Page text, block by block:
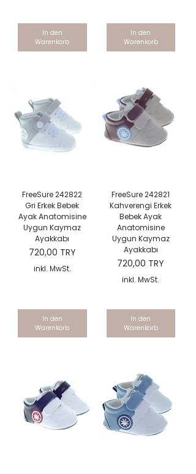
In den
Warenkorb
In den
Warenkorb
FreeSure 242822
Gri Erkek Bebek
Ayak Anatomisine
Uygun Kaymaz
Ayakkabı
Preis
720,00 TRY
inkl. MwSt.
In den
Warenkorb
FreeSure 242821
Kahverengi Erkek
Bebek Ayak
Anatomisine
Uygun Kaymaz
Ayakkabı
Preis
720,00 TRY
inkl. MwSt.
In den
Warenkorb